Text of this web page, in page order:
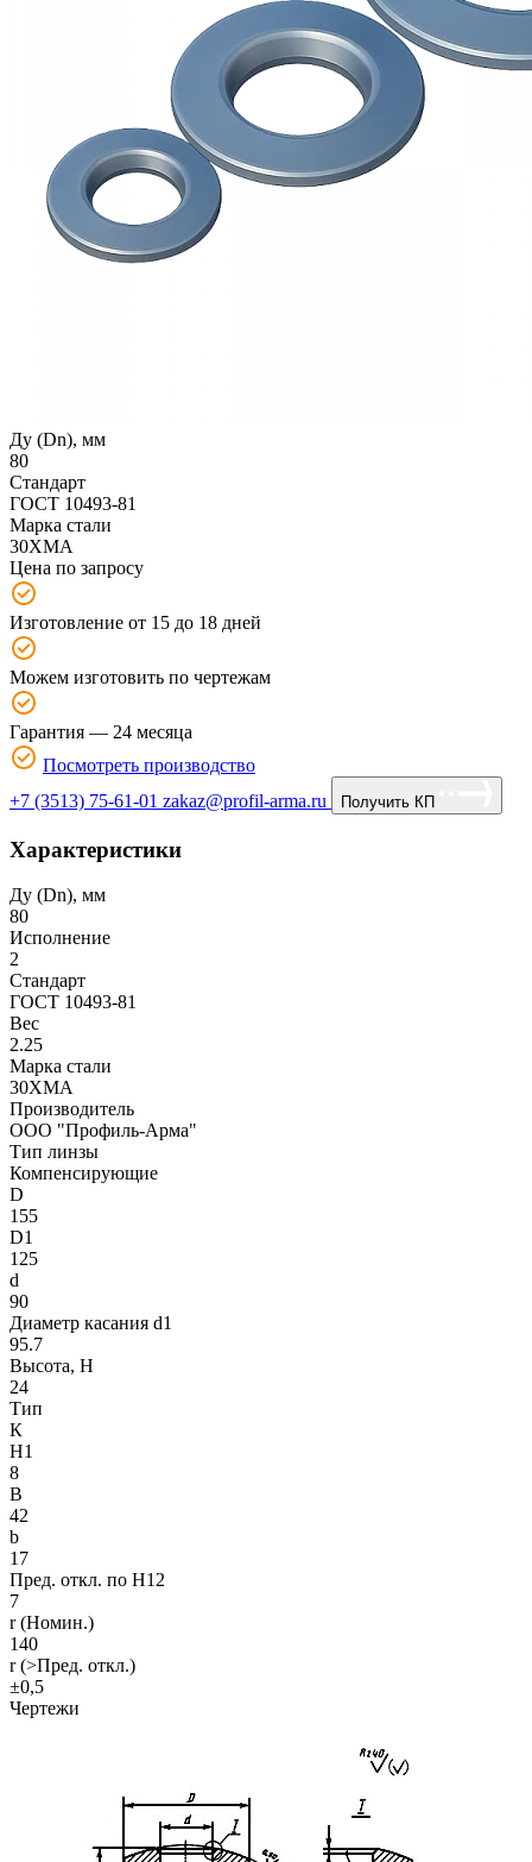
Ду (Dn), мм
80
Стандарт
ГОСТ 10493-81
Марка стали
30ХМА
Цена по запросу
Изготовление от 15 до 18 дней
Можем изготовить по чертежам
Гарантия — 24 месяца
Посмотреть производство
+7 (3513) 75-61-01 zakaz@profil-arma.ru Получить КП
Характеристики
Ду (Dn), мм
80
Исполнение
2
Стандарт
ГОСТ 10493-81
Вес
2.25
Марка стали
30ХМА
Производитель
ООО "Профиль-Арма"
Тип линзы
Компенсирующие
D
155
D1
125
d
90
Диаметр касания d1
95.7
Высота, H
24
Тип
К
H1
8
B
42
b
17
Пред. откл. по Н12
7
r (Номин.)
140
r (>Пред. откл.)
±0,5
Чертежи